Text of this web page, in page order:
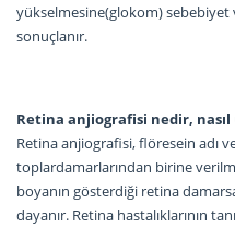
yükselmesine(glokom) sebebiyet
sonuçlanır.
Retina anjiografisi nedir, nasıl
Retina anjiografisi, flöresein adı
toplardamarlarından birine
boyanın gösterdiği retina
dayanır. Retina hastalıklarının